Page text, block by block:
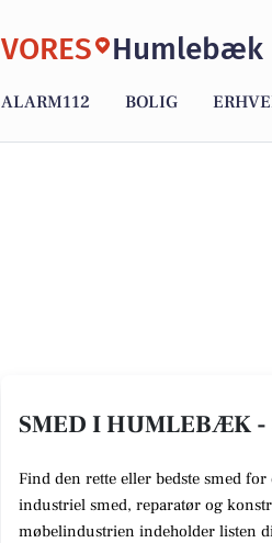
VORES Humlebæk
ALARM112 BOLIG
SMED I HUMLEBÆK -
Find den rette eller bedste smed
industriel smed, reparatør og
møbelindustrien indeholder listen